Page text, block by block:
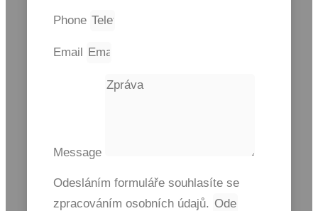
Phone
Email
Message
Odesláním formuláře souhlasíte se
zpracováním osobních údajů.